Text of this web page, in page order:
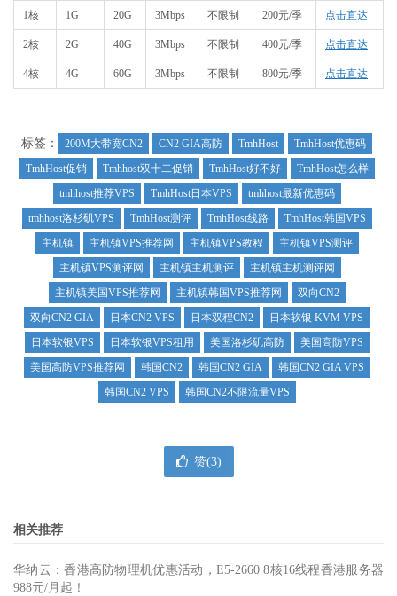
1核 1G 20G 3Mbps 不限制 200元/季 点击直达
2核 2G 40G 3Mbps 不限制 400元/季 点击直达
4核 4G 60G 3Mbps 不限制 800元/季 点击直达
标签： 200M大带宽CN2 CN2 GIA高防 TmhHost
TmhHost优惠码
TmhHost促销
Tmhhost双十二促销 TmhHost好不好
TmhHost怎么样
tmhhost推荐VPS
TmhHost日本VPS
tmhhost最新优惠码
tmhhost洛杉矶VPS
TmhHost测评 TmhHost线路
TmhHost韩国VPS
主机镇
主机镇VPS推荐网 主机镇VPS教程
主机镇VPS测评
主机镇VPS测评网
主机镇主机测评
主机镇主机测评网
主机镇美国VPS推荐网
主机镇韩国VPS推荐网
双向CN2
双向CN2 GIA
日本CN2 VPS 日本双程CN2
日本软银 KVM VPS
日本软银VPS
日本软银VPS租用 美国洛杉矶高防
美国高防VPS
美国高防VPS推荐网
韩国CN2 韩国CN2 GIA
韩国CN2 GIA VPS
韩国CN2 VPS
韩国CN2不限流量VPS
赞(3)
相关推荐
华纳云：香港高防物理机优惠活动，E5-2660 8核16线程香港服务器
988元/月起！